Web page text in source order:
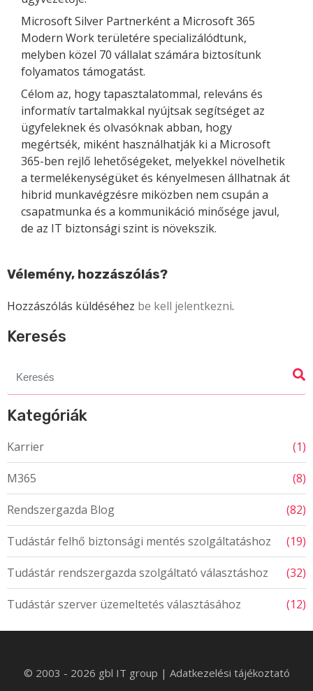
Microsoft Silver Partnerként a Microsoft 365
Modern Work területére specializálódtunk,
melyben közel 70 vállalat számára biztosítunk
folyamatos támogatást.
Célom az, hogy tapasztalatommal, releváns és
informatív tartalmakkal nyújtsak segítséget az
ügyfeleknek és olvasóknak abban, hogy
megértsék, miként használhatják ki a Microsoft
365-ben rejlő lehetőségeket, melyekkel növelhetik
a termelékenységüket és kényelmesen állhatnak át
hibrid munkavégzésre miközben nem csupán a
csapatmunka és a kommunikáció minősége javul,
de az IT biztonsági szint is növekszik.
Vélemény, hozzászólás?
Hozzászólás küldéséhez be kell jelentkezni.
Keresés
for:
Kategóriák
Karrier (1)
M365 (8)
Rendszergazda Blog (82)
Tudástár felhő biztonsági mentés szolgáltatáshoz (19)
Tudástár rendszergazda szolgáltató választáshoz (32)
Tudástár szerver üzemeltetés választásához (12)
© 2003 - 2026 gbl IT group | Adatkezelési tájékoztató